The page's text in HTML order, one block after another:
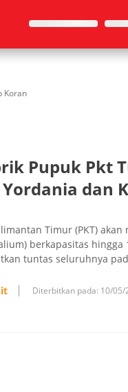
Koran
Pupuk Pkt
dan
Timur (PKT)
berkapasitas
tuntas seluruhnya
Diterbitkan pada: 10/05/